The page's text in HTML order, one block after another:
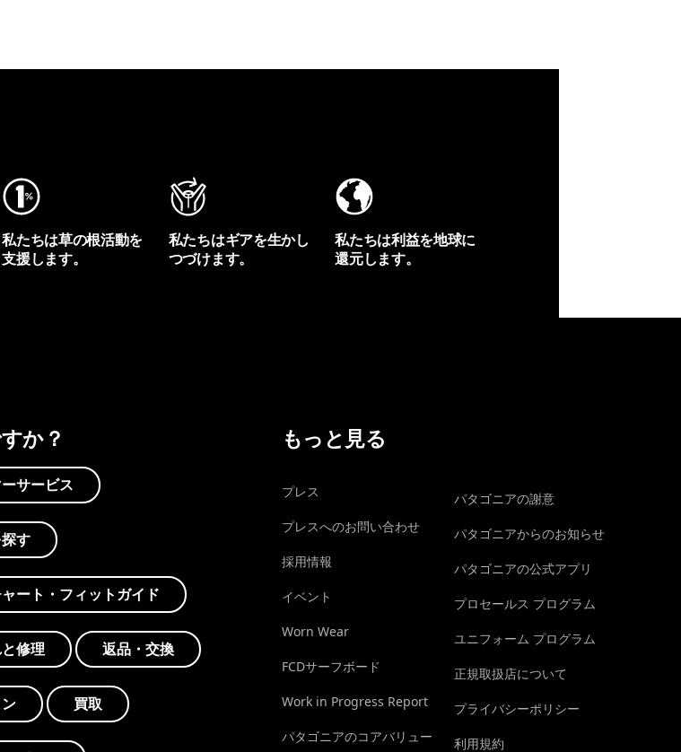
私たちは草の根活動を
支援します。
私たちはギアを生かし
つづけます。
私たちは利益を地球に
還元します。
か？
サービス
す
ート・フィットガイド
修理 返品・交換
買取
もっと見る
プレス
プレスへのお問い合わせ
採用情報
イベント
Worn Wear
FCDサーフボード
Work in Progress Report
パタゴニアのコアバリュー
パタゴニアの謝意
パタゴニアからのお知らせ
パタゴニアの公式アプリ
プロセールス プログラム
ユニフォーム プログラム
正規取扱店について
プライバシーポリシー
利用規約